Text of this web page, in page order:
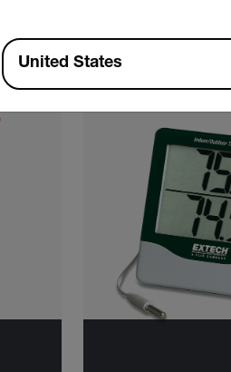
Available Locations
United States